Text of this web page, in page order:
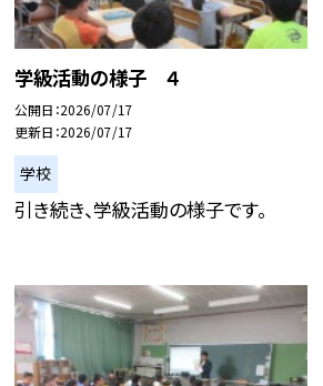
学級活動の様子 ４
公開日 2026/07/17
更新日 2026/07/17
学校
引き続き、学級活動の様子です。